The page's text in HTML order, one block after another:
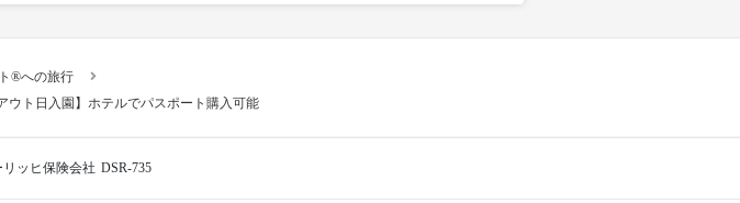
®への旅行
ト日入園】ホテルでパスポート購入可能
リッヒ保険会社 DSR-735